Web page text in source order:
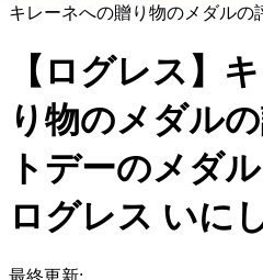
キレーネへの贈り物のメダルの
【ログレス】
り物のメダル
トデーのメダ
ログレス いに
最終更新: